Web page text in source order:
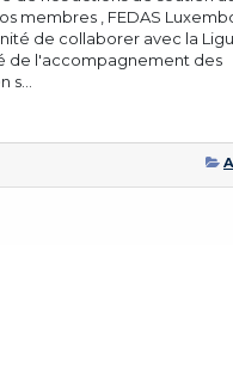
membres , FEDAS
de collaborer avec la
de l'accompagnement des